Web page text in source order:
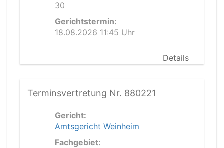
30
Gerichtstermin:
18.08.2026 11:45 Uhr
Details
Terminsvertretung Nr. 880221
Gericht:
Amtsgericht Weinheim
Fachgebiet: